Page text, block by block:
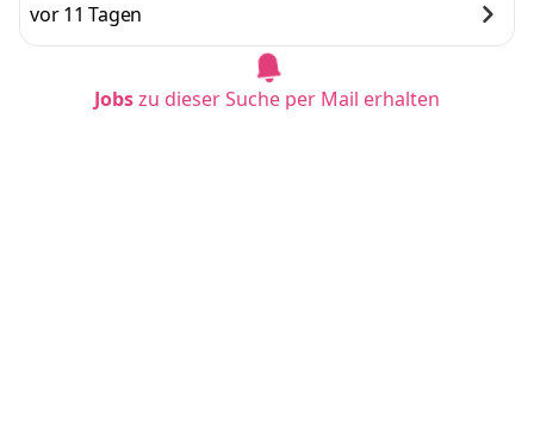
vor 11 Tagen
Jobszu dieser Suche per Mail erhalten